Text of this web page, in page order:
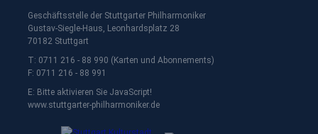
Geschäftsstelle der Stuttgarter Philharmoniker
Gustav-Siegle-Haus, Leonhardsplatz 28
70182 Stuttgart
T: 0711 216 - 88 990 (Karten und Abonnements)
F: 0711 216 - 88 991
E: Bitte aktivieren Sie JavaScript!
www.stuttgarter-philharmoniker.de